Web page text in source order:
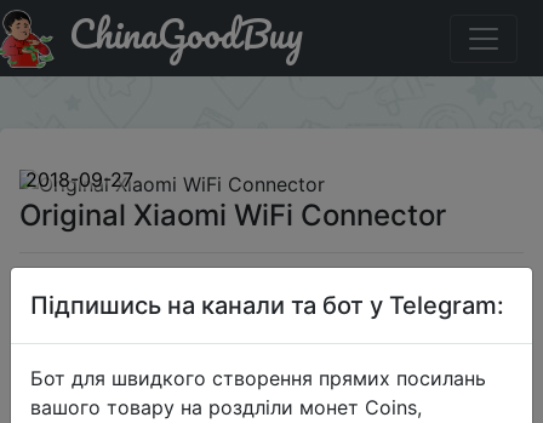
Придбати по знижці Original Xiaomi WiFi Connector
ChinaGoodBuy
2018-09-27
Original Xiaomi WiFi Connector
$9.99
Sale
Підпишись на канали та бот у Telegram:
Бот для швидкого створення прямих посилань
вашого товару на роздліли монет Coins,